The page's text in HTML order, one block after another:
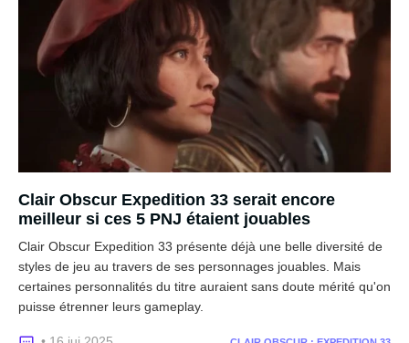
Clair Obscur Expedition 33 serait encore
meilleur si ces 5 PNJ étaient jouables
Clair Obscur Expedition 33 présente déjà une belle diversité de
styles de jeu au travers de ses personnages jouables. Mais
certaines personnalités du titre auraient sans doute mérité qu'on
puisse étrenner leurs gameplay.